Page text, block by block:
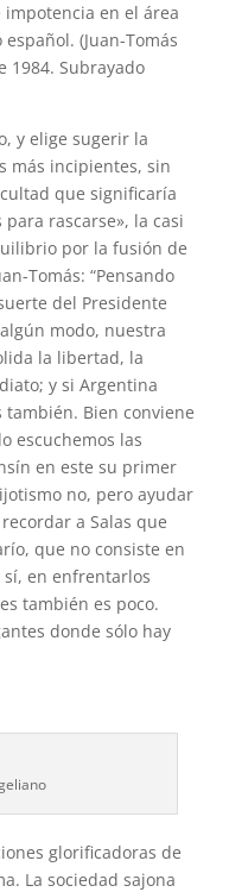
en el área
(Juan-Tomás
1984. Subrayado
y elige sugerir la
más incipientes, sin
que significaría
para rascarse», la casi
por la fusión de
Tomás: “Pensando
del Presidente
modo, nuestra
la libertad, la
y si Argentina
también. Bien conviene
escuchemos las
en este su primer
no, pero ayudar
a Salas que
que no consiste en
en enfrentarlos
también es poco.
donde sólo hay
glorificadoras de
La sociedad sajona